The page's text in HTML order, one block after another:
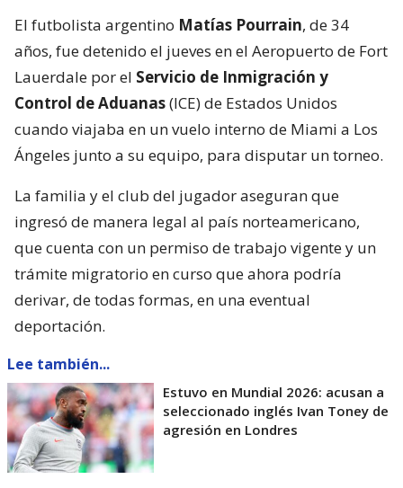
El futbolista argentino Matías Pourrain, de 34
años, fue detenido el jueves en el Aeropuerto de Fort
Lauerdale por el Servicio de Inmigración y
Control de Aduanas(ICE) de Estados Unidos
cuando viajaba en un vuelo interno de Miami a Los
Ángeles junto a su equipo, para disputar un torneo.
La familia y el club del jugador aseguran que
ingresó de manera legal al país norteamericano,
que cuenta con un permiso de trabajo vigente y un
trámite migratorio en curso que ahora podría
derivar, de todas formas, en una eventual
deportación.
Lee también...
Estuvo en Mundial 2026: acusan a
seleccionado inglés Ivan Toney de
agresión en Londres